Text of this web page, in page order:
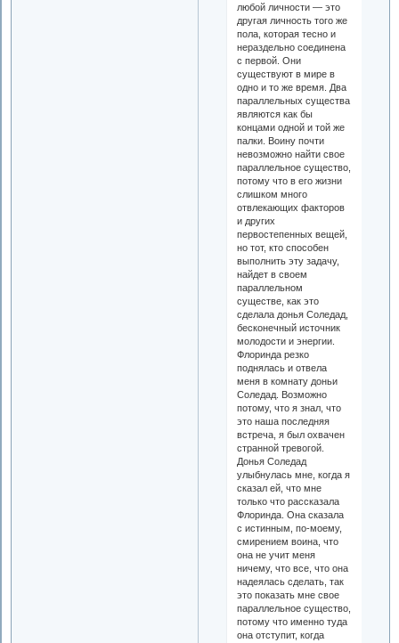
любой личности — это
другая личность того же
пола, которая тесно и
нераздельно соединена
с первой. Они
существуют в мире в
одно и то же время. Два
параллельных существа
являются как бы
концами одной и той же
палки. Воину почти
невозможно найти свое
параллельное существо,
потому что в его жизни
слишком много
отвлекающих факторов
и других
первостепенных вещей,
но тот, кто способен
выполнить эту задачу,
найдет в своем
параллельном
существе, как это
сделала донья Соледад,
бесконечный источник
молодости и энергии.
Флоринда резко
поднялась и отвела
меня в комнату доньи
Соледад. Возможно
потому, что я знал, что
это наша последняя
встреча, я был охвачен
странной тревогой.
Донья Соледад
улыбнулась мне, когда я
сказал ей, что мне
только что рассказала
Флоринда. Она сказала
с истинным, по-моему,
смирением воина, что
она не учит меня
ничему, что все, что она
надеялась сделать, так
это показать мне свое
параллельное существо,
потому что именно туда
она отступит, когда